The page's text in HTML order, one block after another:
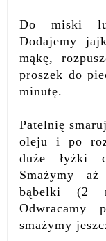
Do miski
Dodajemy
mąkę,
proszek do
minutę.
Patelnię
oleju i po
duże łyżki
Smażymy
bąbelki (2
Odwracamy
smażymy